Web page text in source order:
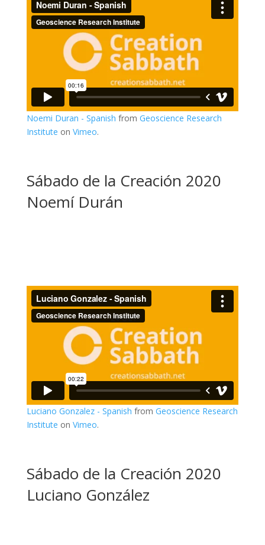
Noemi Duran - Spanish from Geoscience Research
Institute on Vimeo.
Sábado de la Creación 2020
Noemí Durán
Luciano Gonzalez - Spanish from Geoscience Research
Institute on Vimeo.
Sábado de la Creación 2020
Luciano González